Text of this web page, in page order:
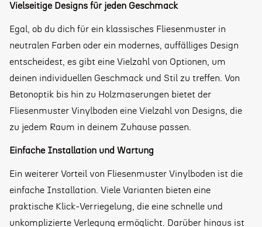
Vielseitige Designs für jeden Geschmack
Egal, ob du dich für ein klassisches Fliesenmuster in
neutralen Farben oder ein modernes, auffälliges Design
entscheidest, es gibt eine Vielzahl von Optionen, um
deinen individuellen Geschmack und Stil zu treffen. Von
Betonoptik bis hin zu Holzmaserungen bietet der
Fliesenmuster Vinylboden eine Vielzahl von Designs, die
zu jedem Raum in deinem Zuhause passen.
Einfache Installation und Wartung
Ein weiterer Vorteil von Fliesenmuster Vinylboden ist die
einfache Installation. Viele Varianten bieten eine
praktische Klick-Verriegelung, die eine schnelle und
unkomplizierte Verlegung ermöglicht. Darüber hinaus ist